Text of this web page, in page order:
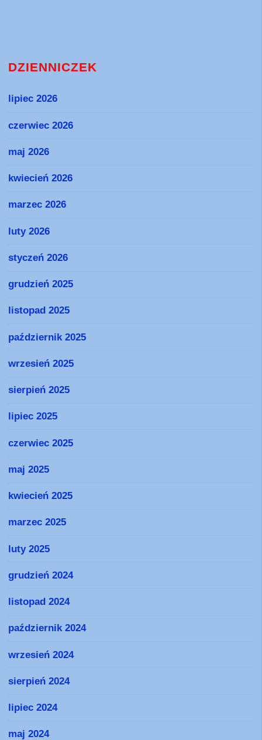
DZIENNICZEK
lipiec 2026
czerwiec 2026
maj 2026
kwiecień 2026
marzec 2026
luty 2026
styczeń 2026
grudzień 2025
listopad 2025
październik 2025
wrzesień 2025
sierpień 2025
lipiec 2025
czerwiec 2025
maj 2025
kwiecień 2025
marzec 2025
luty 2025
grudzień 2024
listopad 2024
październik 2024
wrzesień 2024
sierpień 2024
lipiec 2024
maj 2024